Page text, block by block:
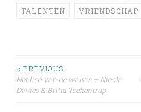
TALENTEN VRIENDSCHAP
Post
navigation
< PREVIOUS
Het lied van de walvis – Nicola
Davies & Britta Teckentrup